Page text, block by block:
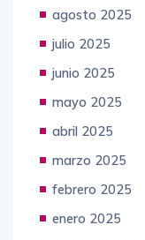
agosto 2025
julio 2025
junio 2025
mayo 2025
abril 2025
marzo 2025
febrero 2025
enero 2025